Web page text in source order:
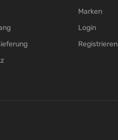
Marken
Login
Registrieren